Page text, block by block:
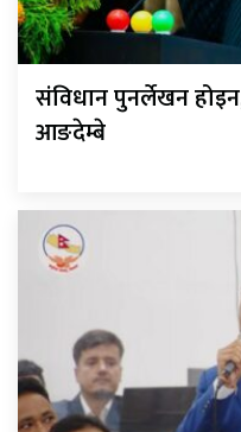
संविधान पुनर्लेखन
आङदेम्बे